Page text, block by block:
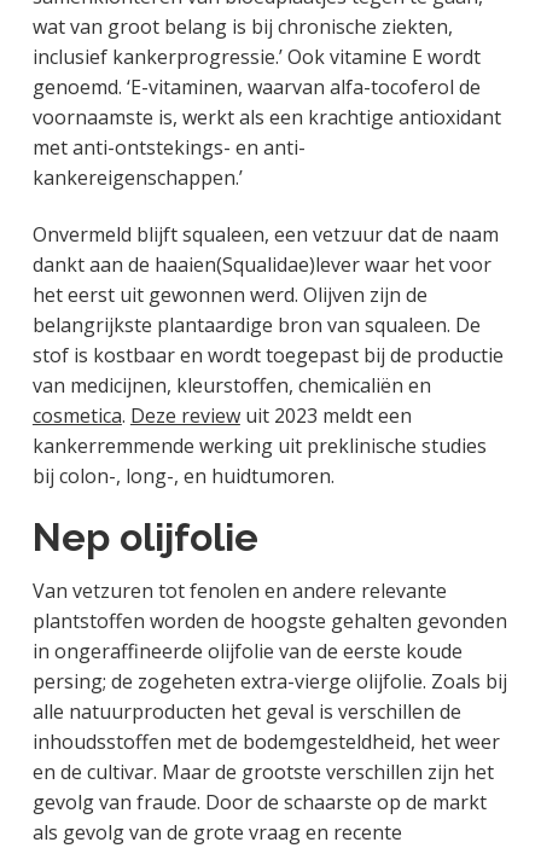
wat van groot belang is bij chronische ziekten,
inclusief kankerprogressie.’ Ook vitamine E wordt
genoemd. ‘E-vitaminen, waarvan alfa-tocoferol de
voornaamste is, werkt als een krachtige antioxidant
met anti-ontstekings- en anti-
kankereigenschappen.’
Onvermeld blijft squaleen, een vetzuur dat de naam
dankt aan de haaien(Squalidae)lever waar het voor
het eerst uit gewonnen werd. Olijven zijn de
belangrijkste plantaardige bron van squaleen. De
stof is kostbaar en wordt toegepast bij de productie
van medicijnen, kleurstoffen, chemicaliën en
cosmetica. Deze reviewuit 2023 meldt een
kankerremmende werking uit preklinische studies
bij colon-, long-, en huidtumoren.
Nep olijfolie
Van vetzuren tot fenolen en andere relevante
plantstoffen worden de hoogste gehalten gevonden
in ongeraffineerde olijfolie van de eerste koude
persing; de zogeheten extra-vierge olijfolie. Zoals bij
alle natuurproducten het geval is verschillen de
inhoudsstoffen met de bodemgesteldheid, het weer
en de cultivar. Maar de grootste verschillen zijn het
gevolg van fraude. Door de schaarste op de markt
als gevolg van de grote vraag en recente